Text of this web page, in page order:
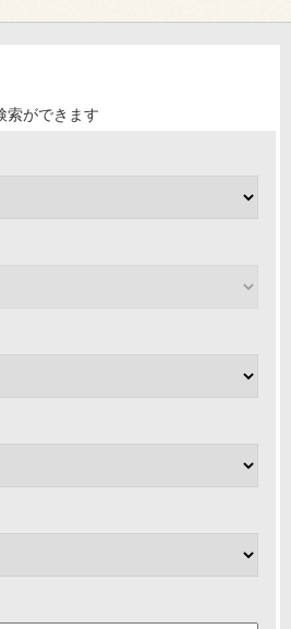
索ができます